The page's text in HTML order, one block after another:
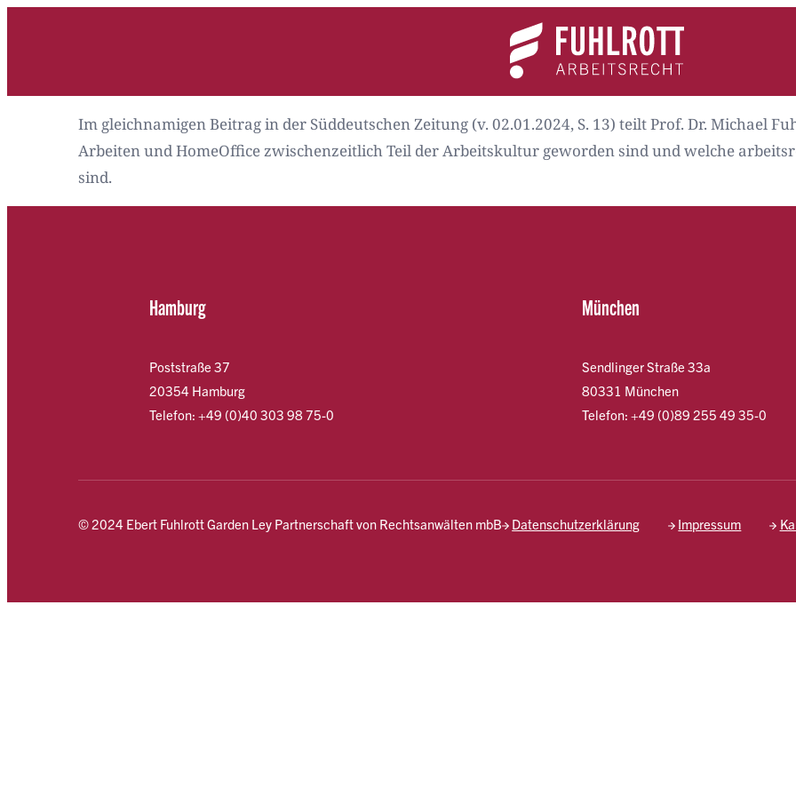
Expertise News
Im gleichnamigen Beitrag in der Süddeutschen Zeitung (v. 02.01.2024, S. 13) teilt Prof. Dr. Michael
Arbeiten und HomeOffice zwischenzeitlich Teil der Arbeitskultur geworden sind und welche
sind.
Hamburg
Poststraße 37
20354 Hamburg
Telefon: +49 (0)40 303 98 75-0
München
Sendlinger Straße 33a
80331 München
Telefon: +49 (0)89 255 49 35-0
© 2024 Ebert Fuhlrott Garden Ley Partnerschaft von Rechtsanwälten mbB Datenschutzerklärung Impressum